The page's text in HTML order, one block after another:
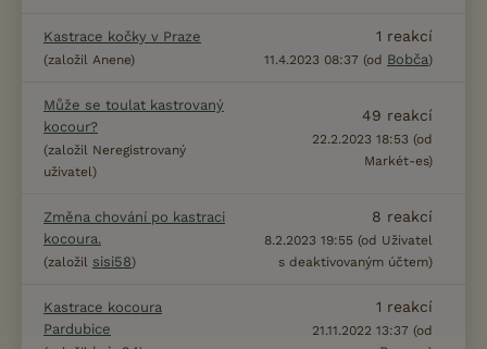
Kastrace kočky v Praze
(založil Anene)
1 reakcí
11.4.2023 08:37 (od Bobča)
Může se toulat kastrovaný
kocour?
(založil Neregistrovaný
uživatel)
49 reakcí
22.2.2023 18:53 (od
Markét-es)
Změna chování po kastraci
kocoura.
(založil sisi58)
8 reakcí
8.2.2023 19:55 (od Uživatel
s deaktivovaným účtem)
Kastrace kocoura
Pardubice
1 reakcí
21.11.2022 13:37 (od